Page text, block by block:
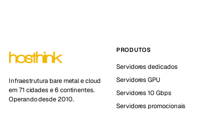
Infraestrutura bare metal e cloud
em 71 cidades e 6 continentes.
Operando desde 2010.
PRODUTOS
Servidores dedicados
Servidores GPU
Servidores 10 Gbps
Servidores promocionais